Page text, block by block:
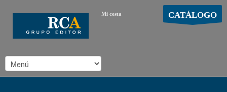
Mi cesta CATÁLOGO